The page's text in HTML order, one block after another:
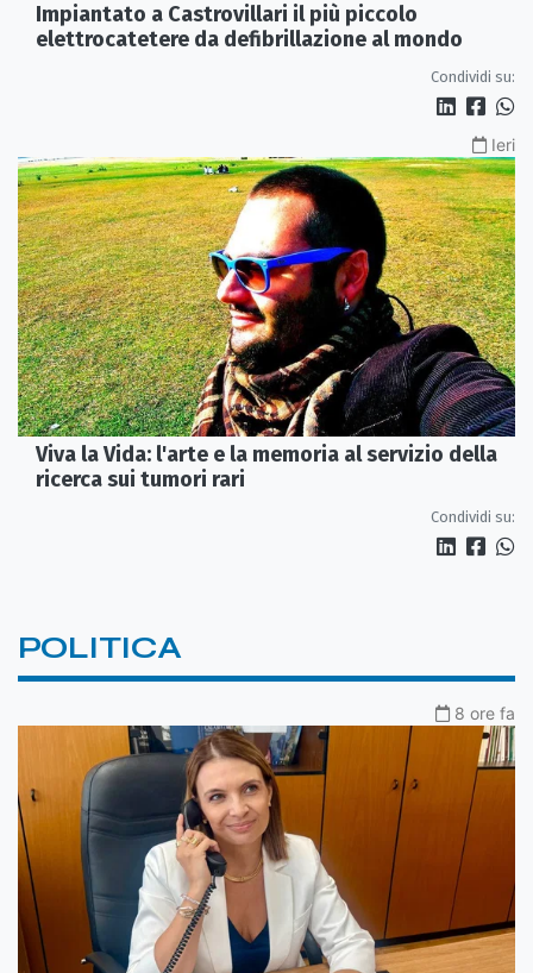
Impiantato a Castrovillari il più piccolo
elettrocatetere da defibrillazione al mondo
Condividi su:
Ieri
Viva la Vida: l'arte e la memoria al servizio della
ricerca sui tumori rari
Condividi su:
POLITICA
8 ore fa